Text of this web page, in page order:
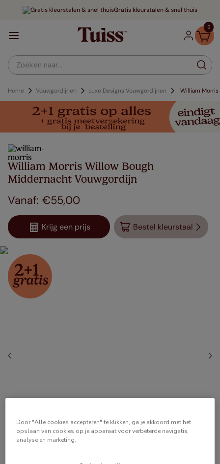
Gratis kleurstalen & snel thuis
0
Zoeken naar...
Home Vouwgordijnen Luxe Designs Vouwgordijnen William
William Morris Willow Bough
Middernacht Vouwgordijn
€55,00
Krijg een prijs Bestel kleurstaal
Door "Alle cookies accepteren" te klikken, ga je akkoord met het
opslaan van cookies op je apparaat voor verbeterde navigatie,
analyse en marketing.